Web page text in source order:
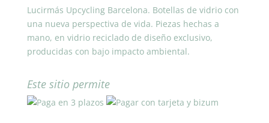
Lucirmás Upcycling Barcelona. Botellas de vidrio con
una nueva perspectiva de vida. Piezas hechas a
mano, en vidrio reciclado de diseño exclusivo,
producidas con bajo impacto ambiental.
Este sitio permite